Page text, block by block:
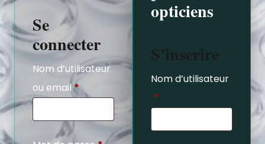
Se
connecter
Nom d’utilisateur
ou email*
opticiens
S'inscrire
Nom d’utilisateur
*